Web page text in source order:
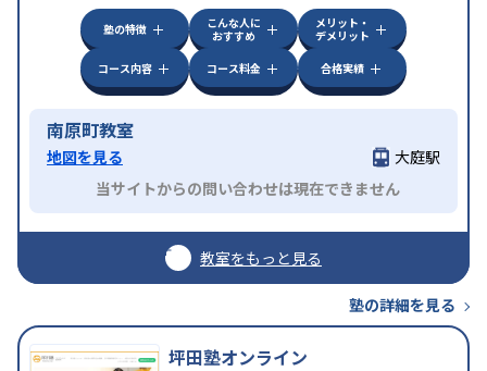
塾の特徴
こんな人に
おすすめ
メリット・
デメリット
コース内容
コース料金 合格実績
南原町教室
地図を見る
大庭駅
当サイトからの問い合わせは現在できません
教室をもっと見る
塾の詳細を見る
坪田塾オンライン